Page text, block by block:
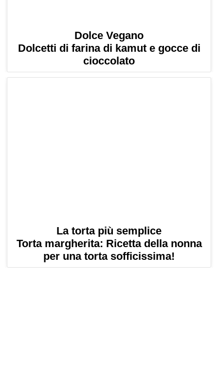
Dolce Vegano
Dolcetti di farina di kamut e gocce di
cioccolato
La torta più semplice
Torta margherita: Ricetta della nonna
per una torta sofficissima!